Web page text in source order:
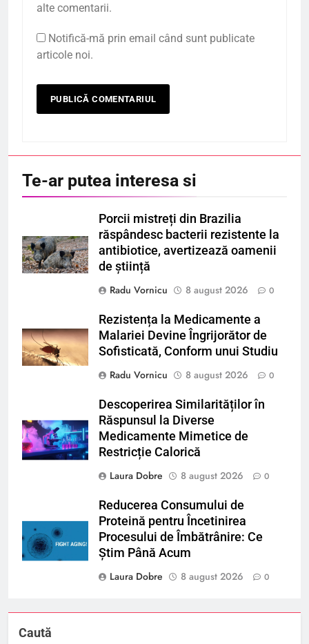
alte comentarii.
Notifică-mă prin email când sunt publicate
articole noi.
Te-ar putea interesa si
Porcii mistreți din Brazilia
răspândesc bacterii rezistente la
antibiotice, avertizează oamenii
de știință
Radu Vornicu
8 august 2026 0
Rezistența la Medicamente a
Malariei Devine Îngrijorător de
Sofisticată, Conform unui Studiu
Radu Vornicu
8 august 2026 0
Descoperirea Similarităților în
Răspunsul la Diverse
Medicamente Mimetice de
Restricție Calorică
Laura Dobre
8 august 2026 0
Reducerea Consumului de
Proteină pentru Încetinirea
Procesului de Îmbătrânire: Ce
Știm Până Acum
Laura Dobre
8 august 2026 0
Caută